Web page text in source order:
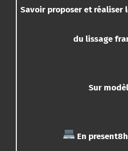
Savoir proposeret réaliser
du lissage
Sur
En